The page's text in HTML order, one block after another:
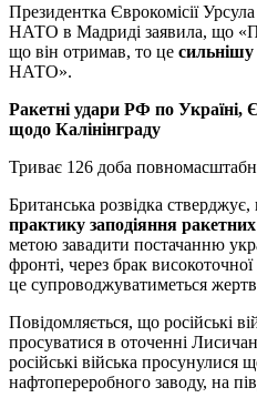
Президентка Єврокомісії
НАТО в Мадриді заявила, що
що він отримав, то це сильнішу
НАТО».
Ракетні удари РФ по Україні,
щодо Калінінграду
Триває 126 доба
Британська розвідка
практику заподіяння ракетних
метою завадити постачанню
фронті, через брак
це супроводжуватиметься
Повідомляється, що російські
просуватися в оточенні
російські війська просунулися
нафтопереробного заводу, на